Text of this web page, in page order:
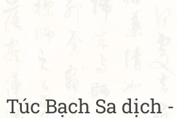
Túc Bạch Sa dịch